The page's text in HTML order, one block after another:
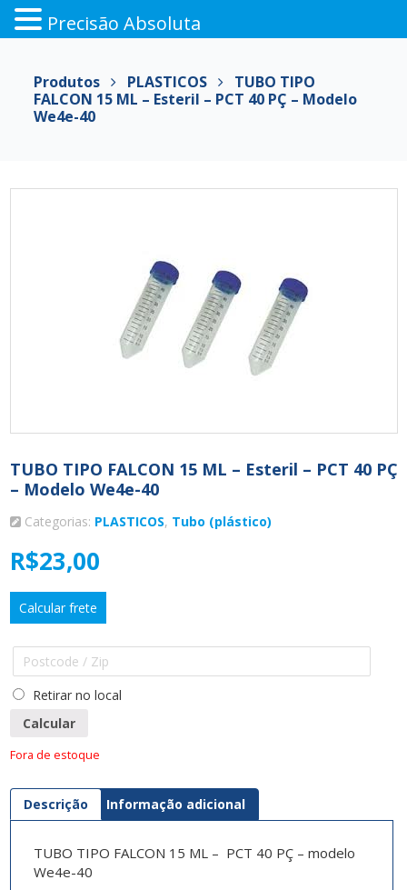
para
conteúdo
Produtos PLASTICOS
TUBO TIPO
FALCON 15 ML – Esteril – PCT 40 PÇ – Modelo
We4e-40
TUBO TIPO FALCON 15 ML – Esteril – PCT 40 PÇ
– Modelo We4e-40
Categorias: PLASTICOS, Tubo (plástico)
R$23,00
Calcular frete
Retirar no local
Calcular
Fora de estoque
Descrição Informação adicional
TUBO TIPO FALCON 15 ML – PCT 40 PÇ – modelo
We4e-40
Precisão Absoluta